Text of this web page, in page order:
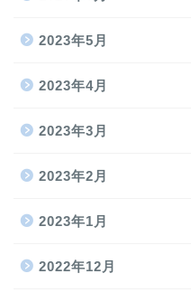
2023年5月
2023年4月
2023年3月
2023年2月
2023年1月
2022年12月